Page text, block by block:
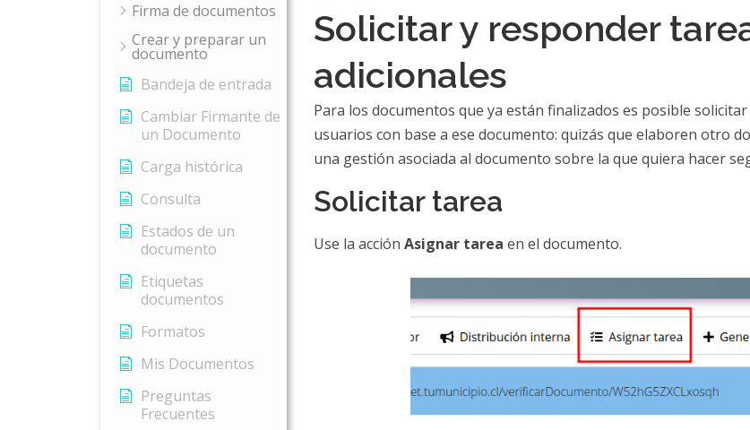
Firma de documentos
Crear y preparar un
documento
Bandeja de entrada
Cambiar Firmante de
un Documento
Carga histórica
Consulta
Estados de un
documento
Etiquetas
documentos
Formatos
Mis Documentos
Preguntas
Frecuentes
Solicitar y responder
adicionales
Para los documentos que ya están finalizados es posible
usuarios con base a ese documento: quizás que elaboren otro
una gestión asociada al documento sobre la que quiera hacer
Solicitar tarea
Use la acción Asignar tarea en el documento.